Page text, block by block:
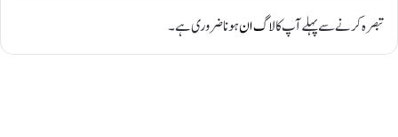
تبصرہ کرنے سے پہلے آپ کالاگ انہونا ضروری ہے۔